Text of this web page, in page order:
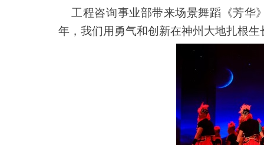
工程咨询事业部带来场景舞蹈《芳华
年，我们用勇气和创新在神州大地扎根